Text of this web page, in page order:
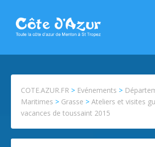
COTE.AZUR.FR > Evénements >
Maritimes > Grasse >Ateliers et visites
vacances de toussaint 2015